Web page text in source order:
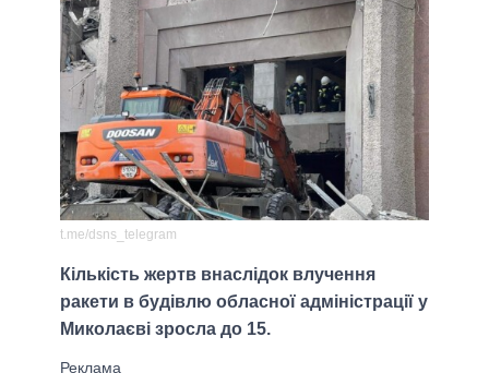
t.me/dsns_telegram
Кількість жертв внаслідок влучення
ракети в будівлю обласної адміністрації у
Миколаєві зросла до 15.